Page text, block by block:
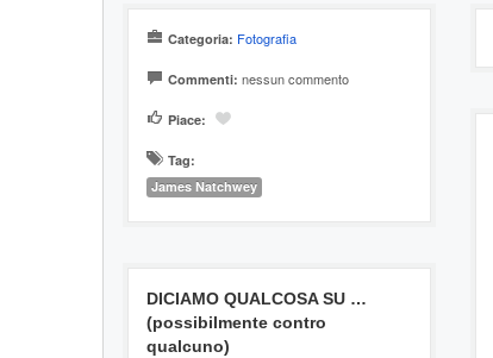
Categoria: Fotografia
Commenti: nessun commento
Piace:
Tag:
James Natchwey
DICIAMO QUALCOSA SU …
(possibilmente contro
qualcuno)